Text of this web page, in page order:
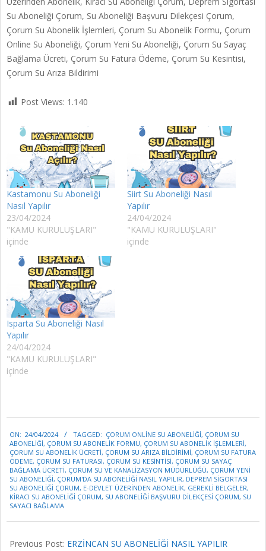
Su Aboneliği Çorum, Su Aboneliği Başvuru Dilekçesi Çorum,
Çorum Su Abonelik İşlemleri, Çorum Su Abonelik Formu, Çorum
Online Su Aboneliği, Çorum Yeni Su Aboneliği, Çorum Su Sayaç
Bağlama Ücreti, Çorum Su Fatura Ödeme, Çorum Su Kesintisi,
Çorum Su Arıza Bildirimi
Post Views: 1.140
Kastamonu Su Aboneliği
Nasıl Yapılır
23/04/2024
"KAMU KURULUŞLARI"
içinde
Siirt Su Aboneliği Nasıl
Yapılır
24/04/2024
"KAMU KURULUŞLARI"
içinde
Isparta Su Aboneliği Nasıl
Yapılır
24/04/2024
"KAMU KURULUŞLARI"
içinde
04-
24
ON: 24/04/2024 TAGGED: ÇORUM ONLINE SU ABONELIĞI, ÇORUM SU
ABONELIĞI, ÇORUM SU ABONELIK FORMU, ÇORUM SU ABONELIK İŞLEMLERI,
ÇORUM SU ABONELIK ÜCRETI, ÇORUM SU ARIZA BILDIRIMI, ÇORUM SU FATURA
ÖDEME, ÇORUM SU FATURASI, ÇORUM SU KESINTISI, ÇORUM SU SAYAÇ
BAĞLAMA ÜCRETI, ÇORUM SU VE KANALIZASYON MÜDÜRLÜĞÜ, ÇORUM YENI
SU ABONELIĞI, ÇORUM'DA SU ABONELIĞI NASIL YAPILIR, DEPREM SIGORTASI
SU ABONELIĞI ÇORUM, E-DEVLET ÜZERINDEN ABONELIK, GEREKLI BELGELER,
KIRACI SU ABONELIĞI ÇORUM, SU ABONELIĞI BAŞVURU DILEKÇESI ÇORUM, SU
SAYACI BAĞLAMA
Previous Post: ERZİNCAN SU ABONELİĞİ NASIL YAPILIR